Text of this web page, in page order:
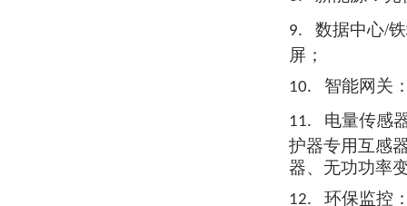
9.
数据中心/
屏；
10. 智能网关
11.
电量传感
护器专用互感
器、无功功率
12. 环保监控